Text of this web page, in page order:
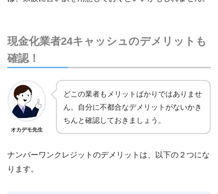
現金化業者24キャッシュのデメリットも
確認！
オカデモ先生
どこの業者もメリットばかりではありませ
ん。自分に不都合なデメリットがないかき
ちんと確認しておきましょう。
ナンバーワンクレジットのデメリットは、以下の２つにな
ります。